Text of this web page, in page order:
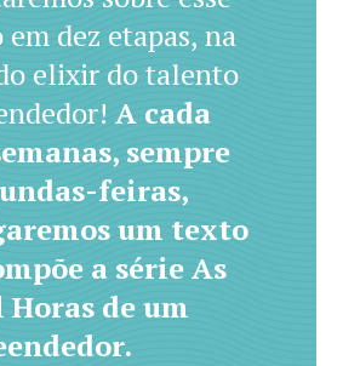
em dez etapas, na
elixir do talento
A cada
sempre
feiras,
um texto
a série As
de um